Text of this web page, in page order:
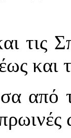
τις
και
από